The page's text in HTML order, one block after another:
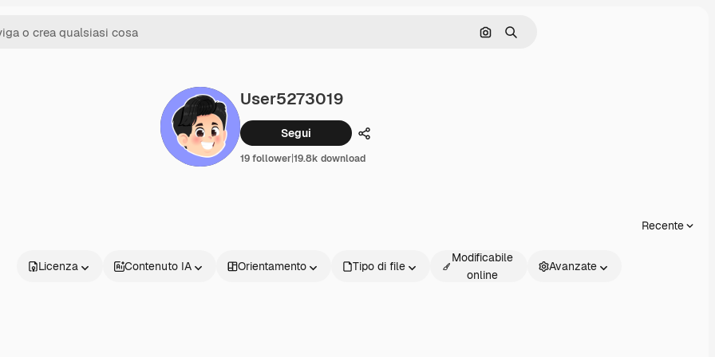
Cerca per immagine
Ricerca
User5273019
Segui Condividi
19 follower|19.8k download
Recente
Licenza Contenuto IA Orientamento Tipo di file
Modificabile
online
Avanzate